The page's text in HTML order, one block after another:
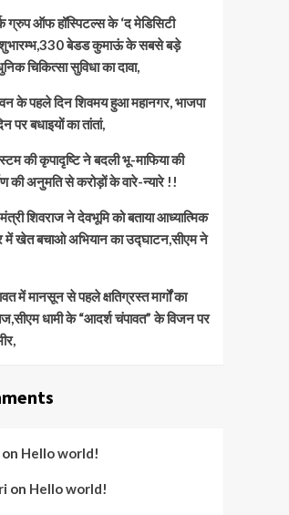
ग्रुप ऑफ हॉस्पिटल्स के ‘द मेडिसिटी
शुभारम्भ,330 बेडड कुमाऊं के सबसे बड़े
चिकित्सा सुविधा का दावा,
के पहले दिन शिवमय हुआ महानगर, भाजपा
पर बधाइयों का तांतां,
की कृपादृष्टि ने बदली भू-माफिया की
की अनुमति से करोड़ों के वारे-न्यारे !!
शिवराज ने देवभूमि को बताया आध्यात्मिक
में खेत बचाओ अभियान का उद्घाटन,सीएम ने
में मानसून से पहले क्षतिग्रस्त मार्गों का
धामी के “आदर्श चंपावत” के विजन पर
Hello world!
on Hello world!